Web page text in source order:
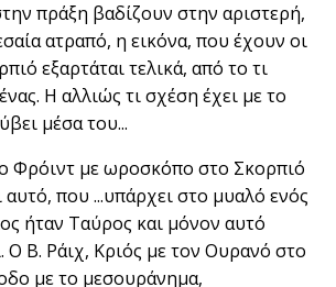
πράξη βαδίζουν στην αριστερή,
ατραπό, η εικόνα, που έχουν οι
εξαρτάται τελικά, από το τι
Η αλλιώς τι σχέση έχει με το
μέσα του...
Φρόιντ με ωροσκόπο στο Σκορπιό
αυτό, που ...υπάρχει στο μυαλό ενός
ήταν Ταύρος και μόνον αυτό
Ο Β. Ράιχ, Κριός με τον Ουρανό στο
με το μεσουράνημα,